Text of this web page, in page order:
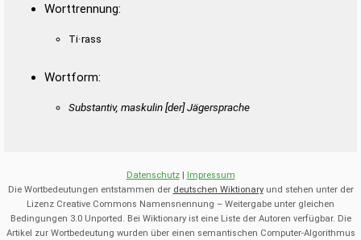
Worttrennung:
Ti·rass
Wortform:
Substantiv, maskulin [der] Jägersprache
Datenschutz| Impressum
Die Wortbedeutungen entstammen der deutschen Wiktionaryund stehen unter der
Lizenz Creative Commons Namensnennung – Weitergabe unter gleichen
Bedingungen 3.0 Unported. Bei Wiktionary ist eine Liste der Autoren verfügbar. Die
Artikel zur Wortbedeutung wurden über einen semantischen Computer-Algorithmus